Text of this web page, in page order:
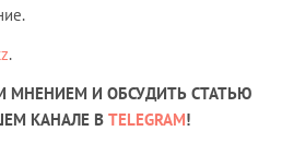
.
МНЕНИЕМ И ОБСУДИТЬ СТАТЬЮ
КАНАЛЕ В TELEGRAM!